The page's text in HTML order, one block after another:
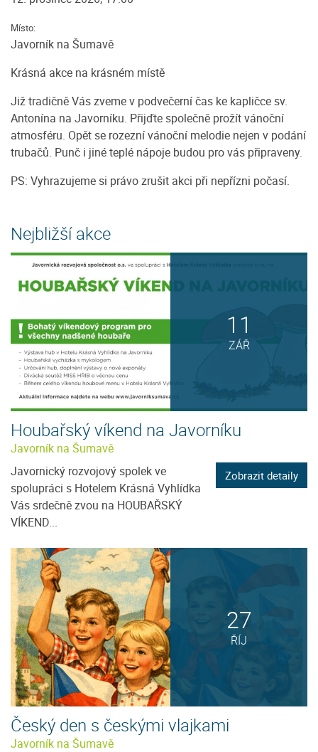
Místo:
Javorník na Šumavě
Krásná akce na krásném místě
Již tradičně Vás zveme v podvečerní čas ke kapličce sv.
Antonína na Javorníku. Přijďte společně prožít vánoční
atmosféru. Opět se rozezní vánoční melodie nejen v podání
trubačů. Punč i jiné teplé nápoje budou pro vás připraveny.
PS: Vyhrazujeme si právo zrušit akci při nepřízni počasí.
Nejbližší akce
11
ZÁŘ
Houbařský víkend na Javorníku
Javorník na Šumavě
Javornický rozvojový spolek ve
spolupráci s Hotelem Krásná Vyhlídka
Vás srdečně zvou na HOUBAŘSKÝ
VÍKEND...
Zobrazit detaily
27
ŘÍJ
Český den s českými vlajkami
Javorník na Šumavě